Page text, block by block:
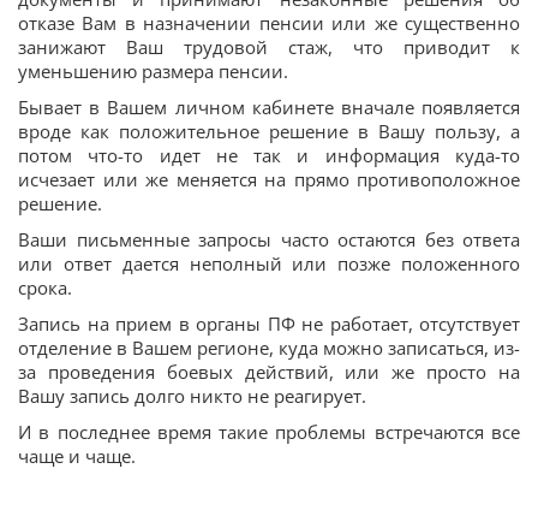
отказе Вам в назначении пенсии или же существенно
занижают Ваш трудовой стаж, что приводит к
уменьшению размера пенсии.
Бывает в Вашем личном кабинете вначале появляется
вроде как положительное решение в Вашу пользу, а
потом что-то идет не так и информация куда-то
исчезает или же меняется на прямо противоположное
решение.
Ваши письменные запросы часто остаются без ответа
или ответ дается неполный или позже положенного
срока.
Запись на прием в органы ПФ не работает, отсутствует
отделение в Вашем регионе, куда можно записаться, из-
за проведения боевых действий, или же просто на
Вашу запись долго никто не реагирует.
И в последнее время такие проблемы встречаются все
чаще и чаще.